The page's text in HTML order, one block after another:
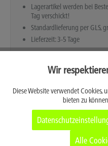
Lagerartikel werden bei
Tag verschickt!
Standardlieferung per GLS,
Lieferzeit: 3-5 Tage
Wir
Diese Website verwendet
bieten zu
Alle